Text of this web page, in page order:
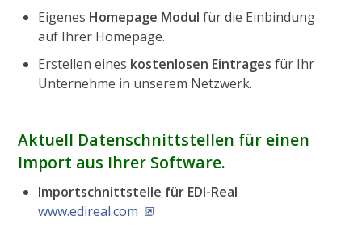
Eigenes Homepage Modul für die Einbindung
auf Ihrer Homepage.
Erstellen eines kostenlosen Eintrages für Ihr
Unternehme in unserem Netzwerk.
Aktuell Datenschnittstellen für einen
Import aus Ihrer Software.
Importschnittstelle für EDI-Real
www.edireal.com